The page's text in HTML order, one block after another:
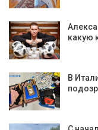
какую
В